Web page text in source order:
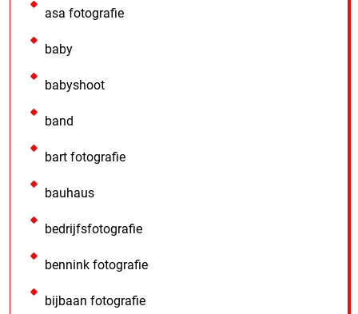
asa fotografie
baby
babyshoot
band
bart fotografie
bauhaus
bedrijfsfotografie
bennink fotografie
bijbaan fotografie